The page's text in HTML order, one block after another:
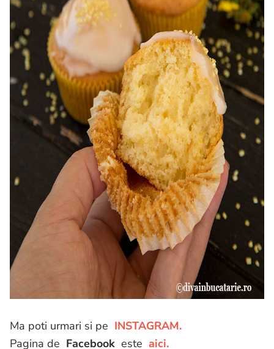
Ma poti urmari si pe INSTAGRAM.
Pagina de Facebook este aici.